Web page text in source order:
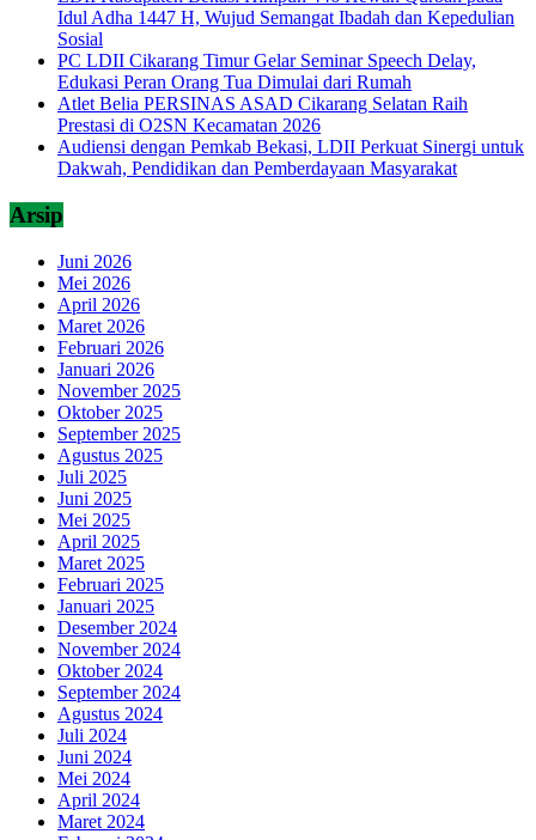
Idul Adha 1447 H, Wujud Semangat Ibadah dan Kepedulian
Sosial
PC LDII Cikarang Timur Gelar Seminar Speech Delay,
Edukasi Peran Orang Tua Dimulai dari Rumah
Atlet Belia PERSINAS ASAD Cikarang Selatan Raih
Prestasi di O2SN Kecamatan 2026
Audiensi dengan Pemkab Bekasi, LDII Perkuat Sinergi untuk
Dakwah, Pendidikan dan Pemberdayaan Masyarakat
Arsip
Juni 2026
Mei 2026
April 2026
Maret 2026
Februari 2026
Januari 2026
November 2025
Oktober 2025
September 2025
Agustus 2025
Juli 2025
Juni 2025
Mei 2025
April 2025
Maret 2025
Februari 2025
Januari 2025
Desember 2024
November 2024
Oktober 2024
September 2024
Agustus 2024
Juli 2024
Juni 2024
Mei 2024
April 2024
Maret 2024